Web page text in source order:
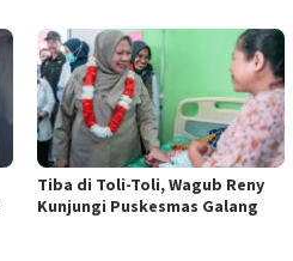
Tiba di Toli-Toli, Wagub Reny
Kunjungi Puskesmas Galang